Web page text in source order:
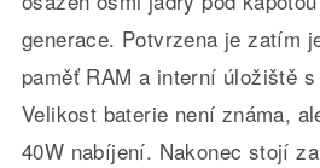
generace. Potvrzena je zatím
paměť RAM a interní úložiště
Velikost baterie není známa,
40W nabíjení. Nakonec stojí